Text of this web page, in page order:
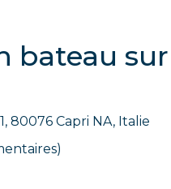
bateau
80076 Capri NA, Italie